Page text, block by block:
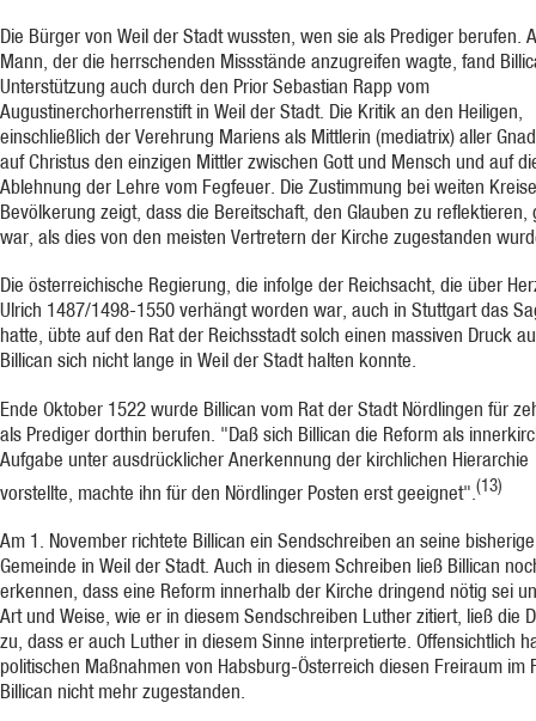
Die Bürger von Weil der Stadt wussten, wen sie als Prediger berufen.
Mann, der die herrschenden Missstände anzugreifen wagte, fand
Unterstützung auch durch den Prior Sebastian Rapp vom
Augustinerchorherrenstift in Weil der Stadt. Die Kritik an den Heiligen,
einschließlich der Verehrung Mariens als Mittlerin (mediatrix) aller
auf Christus den einzigen Mittler zwischen Gott und Mensch und auf
Ablehnung der Lehre vom Fegfeuer. Die Zustimmung bei weiten
Bevölkerung zeigt, dass die Bereitschaft, den Glauben zu reflektieren,
war, als dies von den meisten Vertretern der Kirche zugestanden
Die österreichische Regierung, die infolge der Reichsacht, die über
Ulrich 1487/1498-1550 verhängt worden war, auch in Stuttgart das
hatte, übte auf den Rat der Reichsstadt solch einen massiven Druck
Billican sich nicht lange in Weil der Stadt halten konnte.
Ende Oktober 1522 wurde Billican vom Rat der Stadt Nördlingen für
als Prediger dorthin berufen. "Daß sich Billican die Reform als
Aufgabe unter ausdrücklicher Anerkennung der kirchlichen Hierarchie
vorstellte, machte ihn für den Nördlinger Posten erst geeignet". (13)
Am 1. November richtete Billican ein Sendschreiben an seine bisherige
Gemeinde in Weil der Stadt. Auch in diesem Schreiben ließ Billican
erkennen, dass eine Reform innerhalb der Kirche dringend nötig sei
Art und Weise, wie er in diesem Sendschreiben Luther zitiert, ließ die
zu, dass er auch Luther in diesem Sinne interpretierte. Offensichtlich
politischen Maßnahmen von Habsburg-Österreich diesen Freiraum im
Billican nicht mehr zugestanden.